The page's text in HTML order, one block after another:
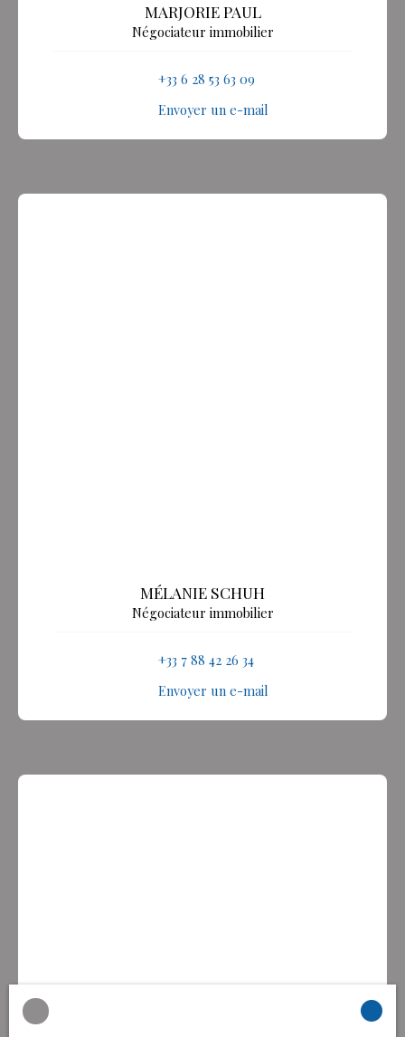
MARJORIE PAUL
Négociateur immobilier
+33 6 28 53 63 09
Envoyer un e-mail
MÉLANIE SCHUH
Négociateur immobilier
+33 7 88 42 26 34
Envoyer un e-mail